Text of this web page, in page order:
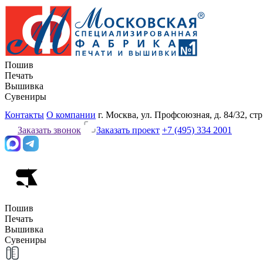
Пошив
Печать
Вышивка
Сувениры
Контакты О компании г. Москва, ул. Профсоюзная, д. 84/32,
Заказать звонок
Заказать проект +7 (495) 334 2001
Пошив
Печать
Вышивка
Сувениры